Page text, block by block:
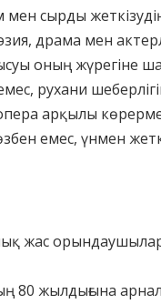
мен сырды
драма мен
оның жүрегіне
рухани
арқылы
емес, үнмен
жас
80 жылдығына